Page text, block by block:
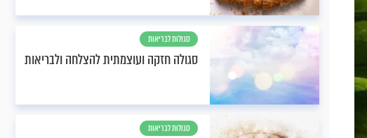
סגולות לבריאות
סגולה חזקה ועוצמתית להצלחה ולבריאות
סגולות לבריאות